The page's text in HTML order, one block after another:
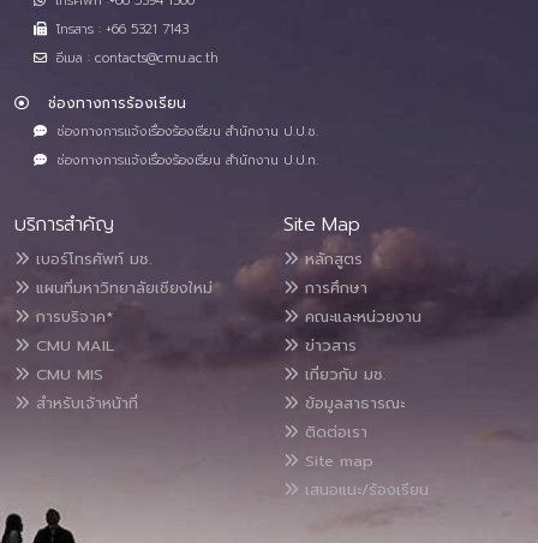
โทรสาร : +66 5321 7143
อีเมล : contacts@cmu.ac.th
ช่องทางการร้องเรียน
ช่องทางการแจ้งเรื่องร้องเรียน สำนักงาน ป.ป.ช.
ช่องทางการแจ้งเรื่องร้องเรียน สำนักงาน ป.ป.ท.
บริการสำคัญ
เบอร์โทรศัพท์ มช.
แผนที่มหาวิทยาลัยเชียงใหม่
การบริจาค*
CMU MAIL
CMU MIS
สำหรับเจ้าหน้าที่
Site Map
หลักสูตร
การศึกษา
คณะและหน่วยงาน
ข่าวสาร
เกี่ยวกับ มช.
ข้อมูลสาธารณะ
ติดต่อเรา
Site map
เสนอแนะ/ร้องเรียน